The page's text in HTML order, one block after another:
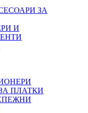
ЗА
И
ПЛАТКИ